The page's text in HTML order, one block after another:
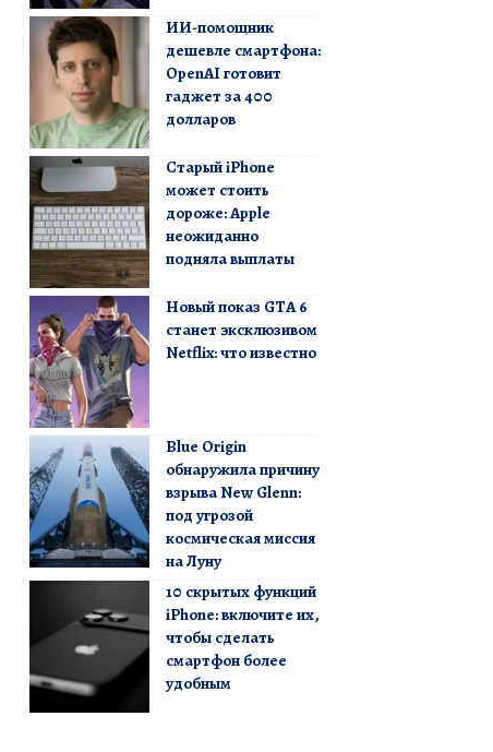
ИИ-помощник
дешевле смартфона:
OpenAI готовит
гаджет за 400
долларов
Старый iPhone
может стоить
дороже: Apple
неожиданно
подняла выплаты
Новый показ GTA 6
станет эксклюзивом
Netflix: что известно
Blue Origin
обнаружила причину
взрыва New Glenn:
под угрозой
космическая миссия
на Луну
10 скрытых функций
iPhone: включите их,
чтобы сделать
смартфон более
удобным